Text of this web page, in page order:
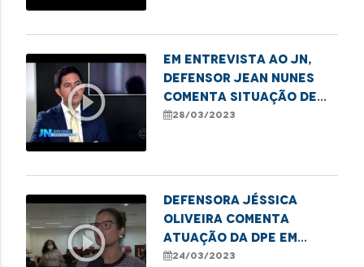
Buriticupu
play_circle_outline
Em entrevista ao JN,
Defensor Jean Nunes
comenta situação de
comunidade em São
28/03/2023
play_circle_outline
Defensora Jéssica
Oliveira comenta
atuação da DPE em
casos de violência
24/03/2023